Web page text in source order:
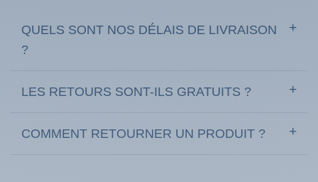
QUELS SONT NOS DÉLAIS DE LIVRAISON
?
LES RETOURS SONT-ILS GRATUITS ?
COMMENT RETOURNER UN PRODUIT ?